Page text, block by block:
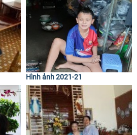
Hình ảnh 2021-21